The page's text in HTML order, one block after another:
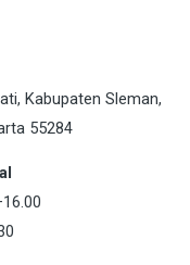
Kabupaten Sleman,
55284